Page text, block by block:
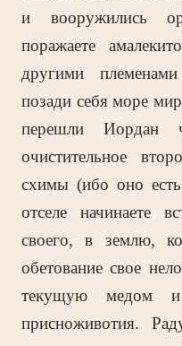
и вооружились
поражаете
другими
позади себя море
перешли Иордан
очистительное
схимы (ибо оно есть
отселе начинаете
своего, в землю,
обетование свое
текущую медом и
присноживотия.